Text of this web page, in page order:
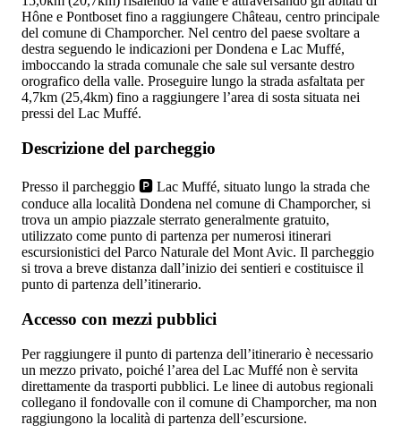
Hône e Pontboset fino a raggiungere Château, centro principale
del comune di Champorcher. Nel centro del paese svoltare a
destra seguendo le indicazioni per Dondena e Lac Muffé,
imboccando la strada comunale che sale sul versante destro
orografico della valle. Proseguire lungo la strada asfaltata per
4,7km (25,4km) fino a raggiungere l’area di sosta situata nei
pressi del Lac Muffé.
Descrizione del parcheggio
Presso il parcheggio 🅿️ Lac Muffé, situato lungo la strada che
conduce alla località Dondena nel comune di Champorcher, si
trova un ampio piazzale sterrato generalmente gratuito,
utilizzato come punto di partenza per numerosi itinerari
escursionistici del Parco Naturale del Mont Avic. Il parcheggio
si trova a breve distanza dall’inizio dei sentieri e costituisce il
punto di partenza dell’itinerario.
Accesso con mezzi pubblici
Per raggiungere il punto di partenza dell’itinerario è necessario
un mezzo privato, poiché l’area del Lac Muffé non è servita
direttamente da trasporti pubblici. Le linee di autobus regionali
collegano il fondovalle con il comune di Champorcher, ma non
raggiungono la località di partenza dell’escursione.